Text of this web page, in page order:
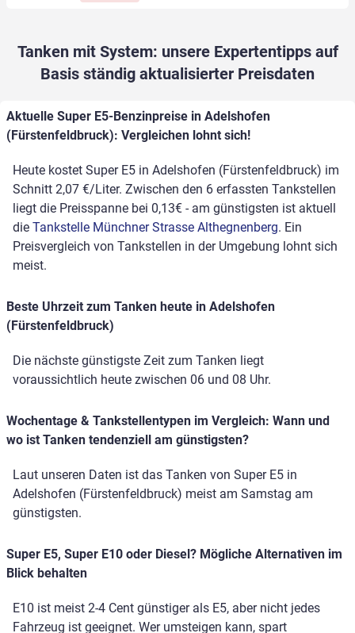
Tanken mit System: unsere Expertentipps auf
Basis ständig aktualisierter Preisdaten
Aktuelle Super E5-Benzinpreise in Adelshofen
(Fürstenfeldbruck): Vergleichen lohnt sich!
Heute kostet Super E5 in Adelshofen (Fürstenfeldbruck) im
Schnitt 2,07 €/Liter. Zwischen den 6 erfassten Tankstellen
liegt die Preisspanne bei 0,13€ - am günstigsten ist aktuell
die Tankstelle Münchner Strasse Althegnenberg. Ein
Preisvergleich von Tankstellen in der Umgebung lohnt sich
meist.
Beste Uhrzeit zum Tanken heute in Adelshofen
(Fürstenfeldbruck)
Die nächste günstigste Zeit zum Tanken liegt
voraussichtlich heute zwischen 06 und 08 Uhr.
Wochentage & Tankstellentypen im Vergleich: Wann und
wo ist Tanken tendenziell am günstigsten?
Laut unseren Daten ist das Tanken von Super E5 in
Adelshofen (Fürstenfeldbruck) meist am Samstag am
günstigsten.
Super E5, Super E10 oder Diesel? Mögliche Alternativen im
Blick behalten
E10 ist meist 2-4 Cent günstiger als E5, aber nicht jedes
Fahrzeug ist geeignet. Wer umsteigen kann, spart